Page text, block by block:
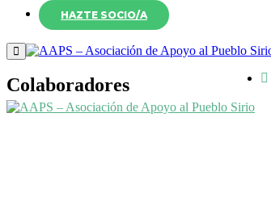
HAZTE SOCIO/A
Colaboradores